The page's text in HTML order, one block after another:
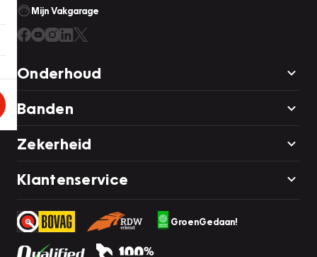
Mijn Vakgarage
Onderhoud
Banden
Zekerheid
Klantenservice
GroenGedaan!